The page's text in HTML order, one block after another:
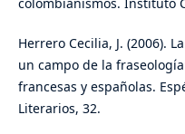
Herrero Cecilia, J. (2006).
un campo de la
francesas y españolas.
Literarios, 32.